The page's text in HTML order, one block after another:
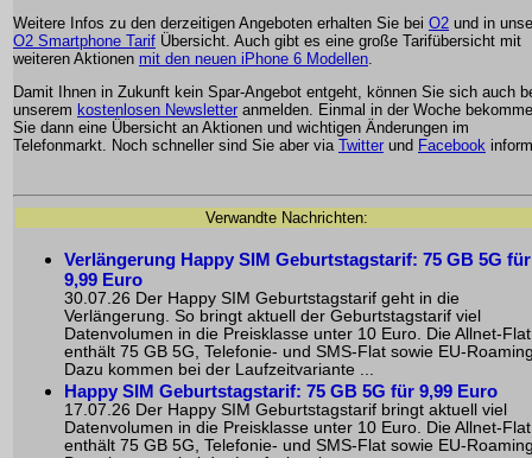
Weitere Infos zu den derzeitigen Angeboten erhalten Sie bei O2 und in
O2 Smartphone Tarif Übersicht. Auch gibt es eine große Tarifübersicht mit
weiteren Aktionen mit den neuen iPhone 6 Modellen
Damit Ihnen in Zukunft kein Spar-Angebot entgeht, können Sie sich auch
unserem kostenlosen Newsletter anmelden. Einmal in der Woche
Sie dann eine Übersicht an Aktionen und wichtigen Änderungen im
Telefonmarkt. Noch schneller sind Sie aber via Twitter und Facebook
Verwandte Nachrichten:
Verlängerung Happy SIM Geburtstagstarif: 75 GB 5G für
9,99 Euro
30.07.26 Der Happy SIM Geburtstagstarif geht in die
Verlängerung. So bringt aktuell der Geburtstagstarif viel
Datenvolumen in die Preisklasse unter 10 Euro. Die Allnet-Flat
enthält 75 GB 5G, Telefonie- und SMS-Flat sowie EU-
Dazu kommen bei der Laufzeitvariante ...
Happy SIM Geburtstagstarif: 75 GB 5G für 9,99 Euro
17.07.26 Der Happy SIM Geburtstagstarif bringt aktuell viel
Datenvolumen in die Preisklasse unter 10 Euro. Die Allnet-Flat
enthält 75 GB 5G, Telefonie- und SMS-Flat sowie EU-